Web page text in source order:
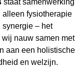
alleen fysiotherapie
synergie – het
nauw samen met
aan een holistische
en welzijn.